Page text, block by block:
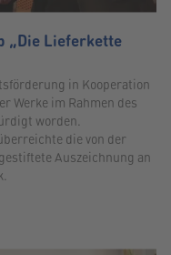
„Die Lieferkette
in Kooperation
Werke im Rahmen des
worden.
die von der
Auszeichnung an